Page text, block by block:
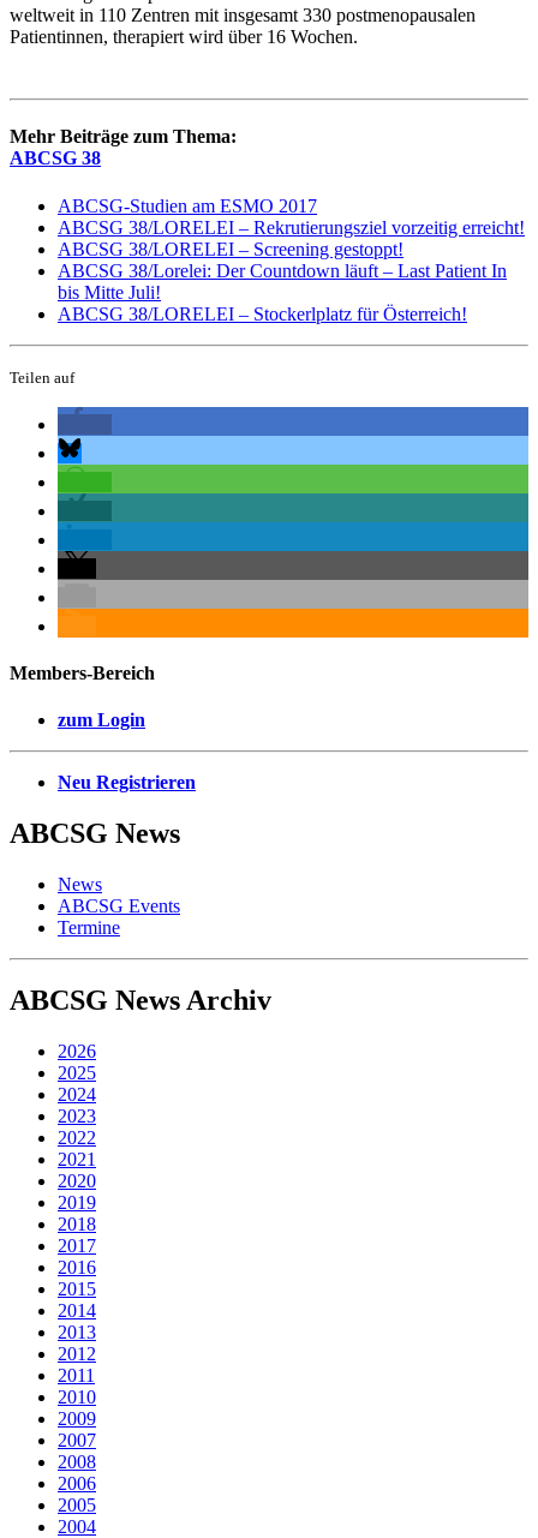
weltweit in 110 Zentren mit insgesamt 330 postmenopausalen
Patientinnen, therapiert wird über 16 Wochen.
Mehr Beiträge zum Thema:
ABCSG 38
ABCSG-Studien am ESMO 2017
ABCSG 38/LORELEI – Rekrutierungsziel vorzeitig erreicht!
ABCSG 38/LORELEI – Screening gestoppt!
ABCSG 38/Lorelei: Der Countdown läuft – Last Patient In
bis Mitte Juli!
ABCSG 38/LORELEI – Stockerlplatz für Österreich!
Teilen auf
Members-Bereich
zum Login
Neu Registrieren
ABCSG News
News
ABCSG Events
Termine
ABCSG News Archiv
2026
2025
2024
2023
2022
2021
2020
2019
2018
2017
2016
2015
2014
2013
2012
2011
2010
2009
2007
2008
2006
2005
2004